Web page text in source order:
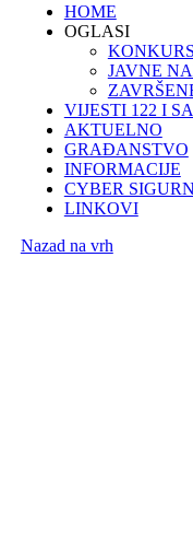
HOME
OGLASI
JAVNE
VIJESTI 122 I
AKTUELNO
GRAĐANSTVO
INFORMACIJE
CYBER
LINKOVI
Nazad na vrh